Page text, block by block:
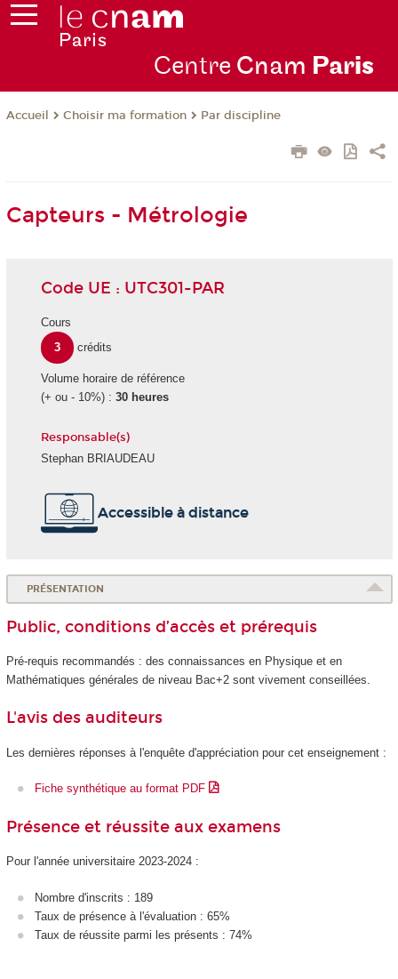
Centre Cnam Paris
Accueil Choisir ma formation Par discipline
Capteurs - Métrologie
Code UE : UTC301-PAR
Cours
3
crédits
Volume horaire de référence
(+ ou - 10%) : 30 heures
Responsable(s)
Stephan BRIAUDEAU
Accessible à distance
PRÉSENTATION
Public, conditions d’accès et prérequis
Pré-requis recommandés : des connaissances en Physique et en
Mathématiques générales de niveau Bac+2 sont vivement conseillées.
L'avis des auditeurs
Les dernières réponses à l'enquête d'appréciation pour cet enseignement :
Fiche synthétique au format PDF
Présence et réussite aux examens
Pour l'année universitaire 2023-2024 :
Nombre d'inscrits : 189
Taux de présence à l'évaluation : 65%
Taux de réussite parmi les présents : 74%